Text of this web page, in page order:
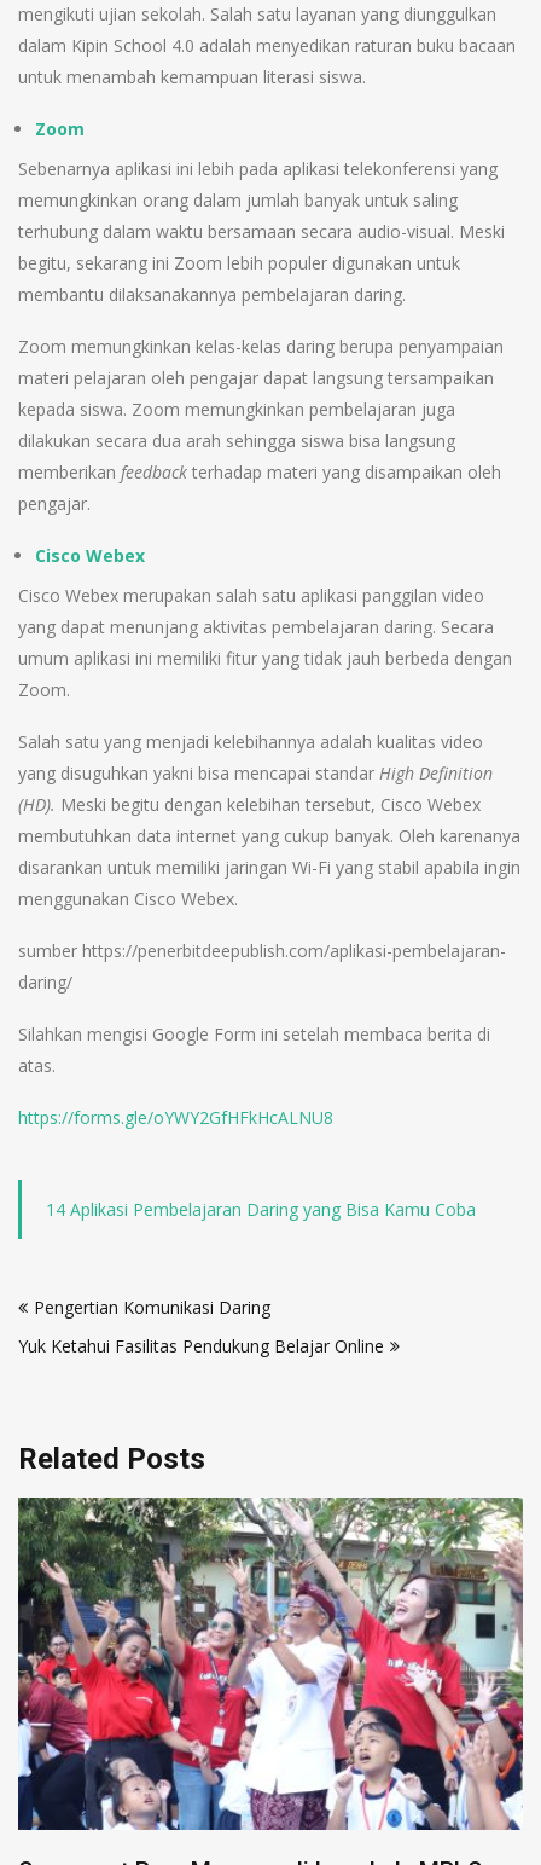
mengikuti ujian sekolah. Salah satu layanan yang diunggulkan
dalam Kipin School 4.0 adalah menyedikan raturan buku bacaan
untuk menambah kemampuan literasi siswa.
Zoom
Sebenarnya aplikasi ini lebih pada aplikasi telekonferensi yang
memungkinkan orang dalam jumlah banyak untuk saling
terhubung dalam waktu bersamaan secara audio-visual. Meski
begitu, sekarang ini Zoom lebih populer digunakan untuk
membantu dilaksanakannya pembelajaran daring.
Zoom memungkinkan kelas-kelas daring berupa penyampaian
materi pelajaran oleh pengajar dapat langsung tersampaikan
kepada siswa. Zoom memungkinkan pembelajaran juga
dilakukan secara dua arah sehingga siswa bisa langsung
memberikan feedback terhadap materi yang disampaikan oleh
pengajar.
Cisco Webex
Cisco Webex merupakan salah satu aplikasi panggilan video
yang dapat menunjang aktivitas pembelajaran daring. Secara
umum aplikasi ini memiliki fitur yang tidak jauh berbeda dengan
Zoom.
Salah satu yang menjadi kelebihannya adalah kualitas video
yang disuguhkan yakni bisa mencapai standar High Definition
(HD). Meski begitu dengan kelebihan tersebut, Cisco Webex
membutuhkan data internet yang cukup banyak. Oleh karenanya
disarankan untuk memiliki jaringan Wi-Fi yang stabil apabila ingin
menggunakan Cisco Webex.
sumber https://penerbitdeepublish.com/aplikasi-pembelajaran-
daring/
Silahkan mengisi Google Form ini setelah membaca berita di
atas.
https://forms.gle/oYWY2GfHFkHcALNU8
14 Aplikasi Pembelajaran Daring yang Bisa Kamu Coba
Pengertian Komunikasi Daring
Yuk Ketahui Fasilitas Pendukung Belajar Online
Related Posts
PENGUMUMAN PRA MPLS CALON MURID
BARU SMP DWIJENDRA DENPASAR
Juli 9, 2026